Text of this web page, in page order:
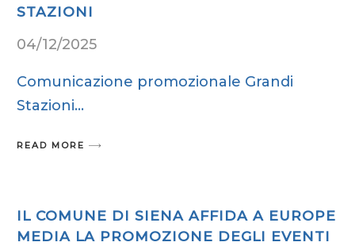
STAZIONI
04/12/2025
Comunicazione promozionale Grandi
Stazioni
READ MORE
IL COMUNE DI SIENA AFFIDA A EUROPE
MEDIA LA PROMOZIONE DEGLI EVENTI